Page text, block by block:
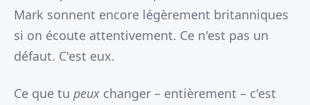
Mark sonnent encore légèrement britanniques
si on écoute attentivement. Ce n'est pas un
défaut. C'est eux.
Ce que tu peux changer – entièrement – c'est